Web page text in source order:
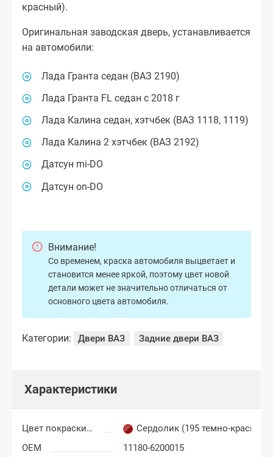
красный).
Оригинальная заводская дверь, устанавливается
на автомобили:
Лада Гранта седан (ВАЗ 2190)
Лада Гранта FL седан с 2018 г
Лада Калина седан, хэтчбек (ВАЗ 1118, 1119)
Лада Калина 2 хэтчбек (ВАЗ 2192)
Датсун mi-DO
Датсун on-DO
Внимание!
Со временем, краска автомобиля выцветает и
становится менее яркой, поэтому цвет новой
детали может не значительно отличаться от
основного цвета автомобиля.
Категории: Двери ВАЗ Задние двери ВАЗ
Характеристики
Цвет покраски Лада Гранта
Сердолик (195 темно-красный)
OEM
11180-6200015